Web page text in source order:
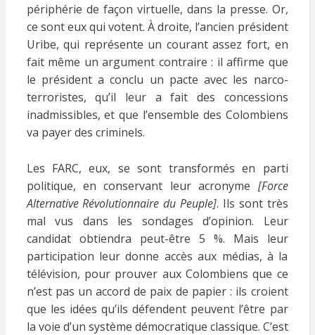
périphérie de façon virtuelle, dans la presse. Or,
ce sont eux qui votent. À droite, l’ancien président
Uribe, qui représente un courant assez fort, en
fait même un argument contraire : il affirme que
le président a conclu un pacte avec les narco-
terroristes, qu’il leur a fait des concessions
inadmissibles, et que l’ensemble des Colombiens
va payer des criminels.
Les FARC, eux, se sont transformés en parti
politique, en conservant leur acronyme [Force
Alternative Révolutionnaire du Peuple]. Ils sont très
mal vus dans les sondages d’opinion. Leur
candidat obtiendra peut-être 5 %. Mais leur
participation leur donne accès aux médias, à la
télévision, pour prouver aux Colombiens que ce
n’est pas un accord de paix de papier : ils croient
que les idées qu’ils défendent peuvent l’être par
la voie d’un système démocratique classique. C’est